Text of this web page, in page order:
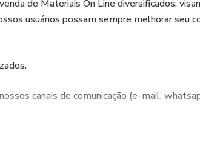
una formación oficial en EMDR y no
profesional de consulta y aplicación
de Materiais On Line diversificados,
usuários possam sempre melhorar seu
canais de comunicação (e-mail,
para que possamos sempre melhorar